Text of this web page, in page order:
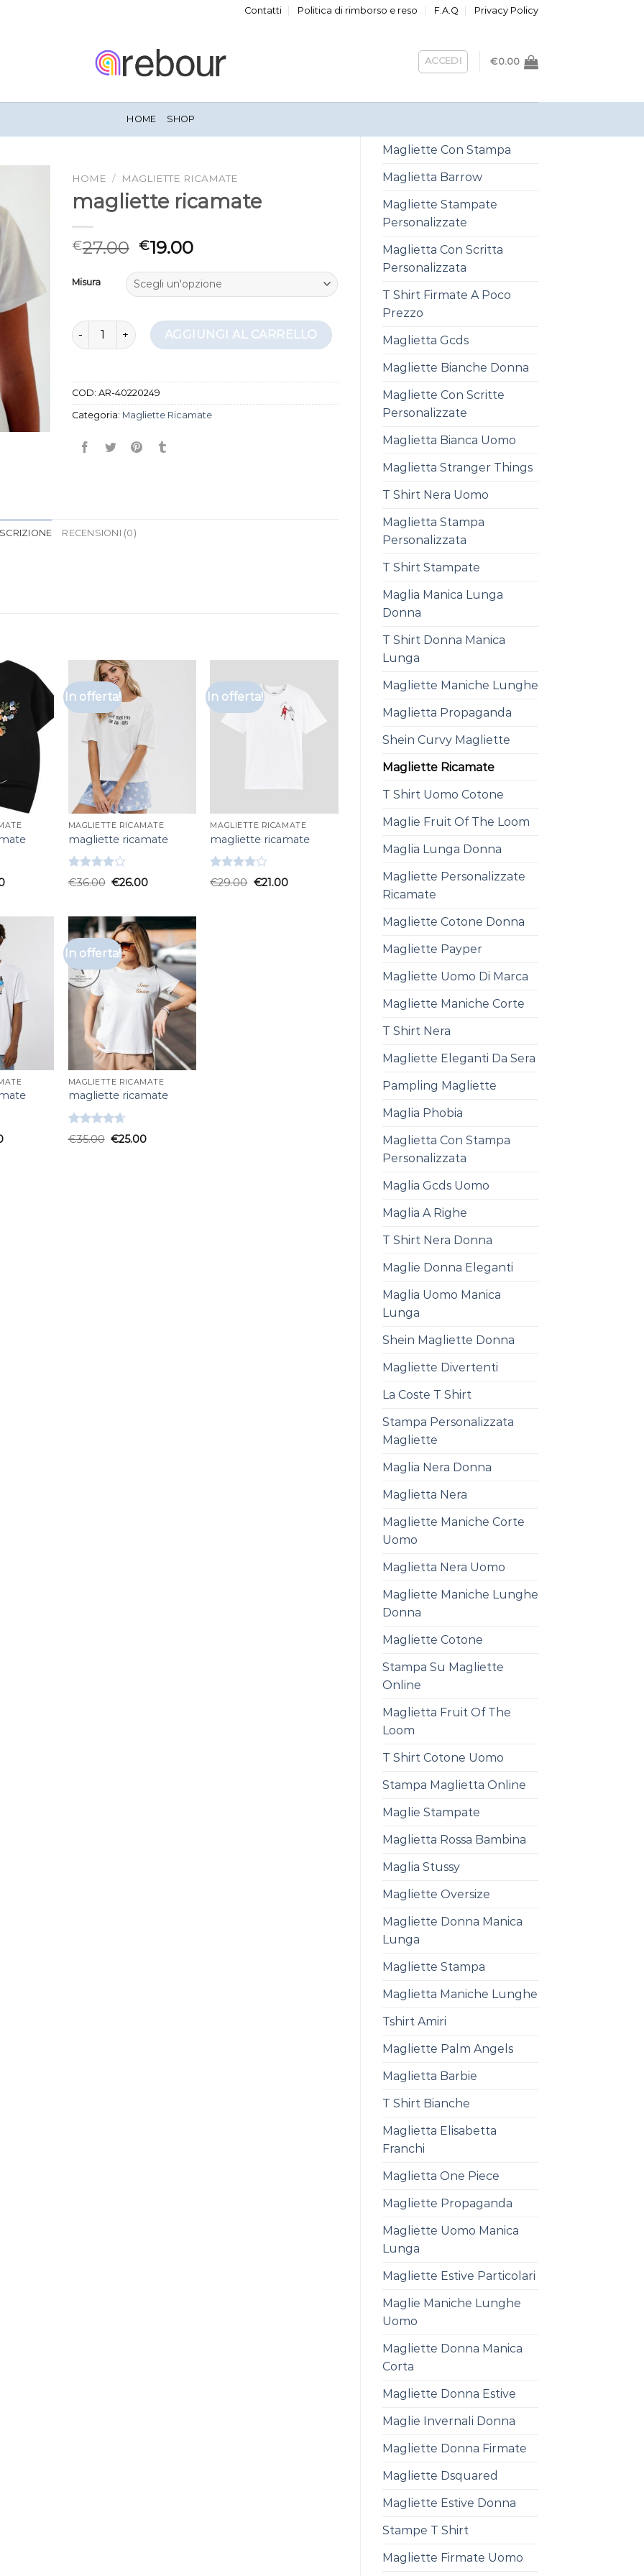
Contatti Politica di rimborso e reso F.A.Q Privacy Policy
ACCEDI €0.00
HOME SHOP
Magliette Con Stampa
Maglietta Barrow
Magliette Stampate
Personalizzate
Maglietta Con Scritta
Personalizzata
T Shirt Firmate A Poco
Prezzo
Maglietta Gcds
Magliette Bianche Donna
Magliette Con Scritte
Personalizzate
Maglietta Bianca Uomo
Maglietta Stranger Things
T Shirt Nera Uomo
Maglietta Stampa
Personalizzata
T Shirt Stampate
Maglia Manica Lunga
Donna
T Shirt Donna Manica
Lunga
Magliette Maniche Lunghe
Maglietta Propaganda
Shein Curvy Magliette
Magliette Ricamate
T Shirt Uomo Cotone
Maglie Fruit Of The Loom
Maglia Lunga Donna
Magliette Personalizzate
Ricamate
Magliette Cotone Donna
Magliette Payper
Magliette Uomo Di Marca
Magliette Maniche Corte
T Shirt Nera
Magliette Eleganti Da Sera
Pampling Magliette
Maglia Phobia
Maglietta Con Stampa
Personalizzata
Maglia Gcds Uomo
Maglia A Righe
T Shirt Nera Donna
Maglie Donna Eleganti
Maglia Uomo Manica
Lunga
Shein Magliette Donna
Magliette Divertenti
La Coste T Shirt
Stampa Personalizzata
Magliette
Maglia Nera Donna
Maglietta Nera
Magliette Maniche Corte
Uomo
Maglietta Nera Uomo
Magliette Maniche Lunghe
Donna
Magliette Cotone
Stampa Su Magliette
Online
Maglietta Fruit Of The
Loom
T Shirt Cotone Uomo
Stampa Maglietta Online
Maglie Stampate
Maglietta Rossa Bambina
Maglia Stussy
Magliette Oversize
Magliette Donna Manica
Lunga
Magliette Stampa
Maglietta Maniche Lunghe
Tshirt Amiri
Magliette Palm Angels
Maglietta Barbie
T Shirt Bianche
Maglietta Elisabetta
Franchi
Maglietta One Piece
Magliette Propaganda
Magliette Uomo Manica
Lunga
Magliette Estive Particolari
Maglie Maniche Lunghe
Uomo
Magliette Donna Manica
Corta
Magliette Donna Estive
Maglie Invernali Donna
Magliette Donna Firmate
Magliette Dsquared
Magliette Estive Donna
Stampe T Shirt
Magliette Firmate Uomo
HOME / MAGLIETTE RICAMATE
magliette ricamate
€27.00 €19.00
Misura
magliette ricamate quantitàAGGIUNGI AL CARRELLO
COD: AR-40220249
Categoria: Magliette Ricamate
RECENSIONI (0)
In offerta!
MAGLIETTE RICAMATE
magliette ricamate
Valutato
4.00su
€36.00 €26.00
In offerta!
MAGLIETTE RICAMATE
magliette ricamate
Valutato
4.00 su
€29.00 €21.00
In offerta!
MAGLIETTE RICAMATE
magliette ricamate
Valutato
4.67su 5
€35.00 €25.00